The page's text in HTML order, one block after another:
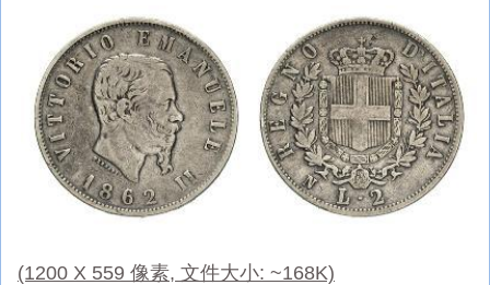
(1200 X 559 像素, 文件大小: ~168K)